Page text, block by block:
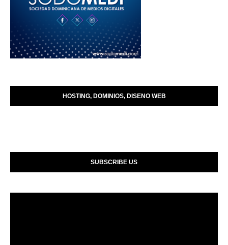
HOSTING, DOMINIOS, DISENO WEB
SUBSCRIBE US